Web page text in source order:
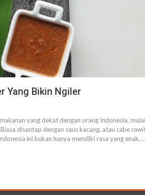
Yang Bikin Ngiler
yang dekat dengan orang Indonesia,
disantap dengan saus kacang, atau cabe
ini bukan hanya memiliki rasa yang enak,…